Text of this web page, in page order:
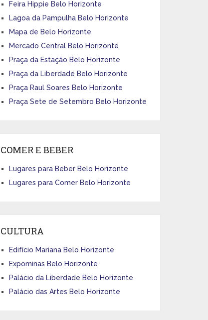
Feira Hippie Belo Horizonte
Lagoa da Pampulha Belo Horizonte
Mapa de Belo Horizonte
Mercado Central Belo Horizonte
Praça da Estação Belo Horizonte
Praça da Liberdade Belo Horizonte
Praça Raul Soares Belo Horizonte
Praça Sete de Setembro Belo Horizonte
COMER E BEBER
Lugares para Beber Belo Horizonte
Lugares para Comer Belo Horizonte
CULTURA
Edifício Mariana Belo Horizonte
Expominas Belo Horizonte
Palácio da Liberdade Belo Horizonte
Palácio das Artes Belo Horizonte